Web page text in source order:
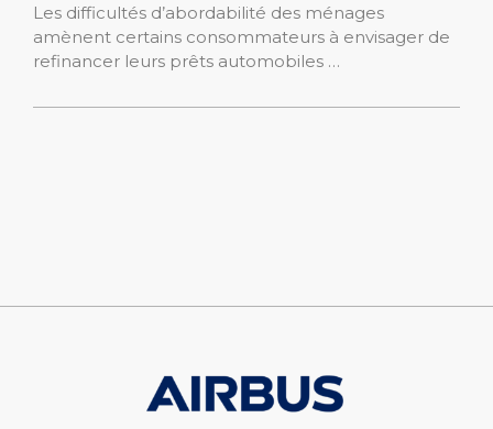
Les difficultés d’abordabilité des ménages
amènent certains consommateurs à envisager de
refinancer leurs prêts automobiles …